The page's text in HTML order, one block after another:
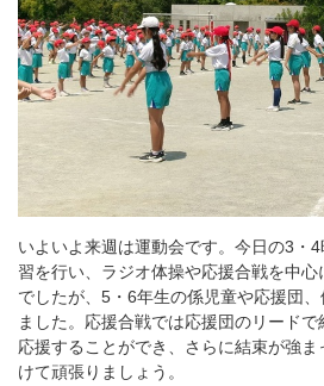
いよいよ来週は運動会です。今日の3・
習を行い、ラジオ体操や応援合戦を中心
でしたが、5・6年生の係児童や応援団
ました。応援合戦では応援団のリード
応援することができ、さらに結束が強ま
けて頑張りましょう。